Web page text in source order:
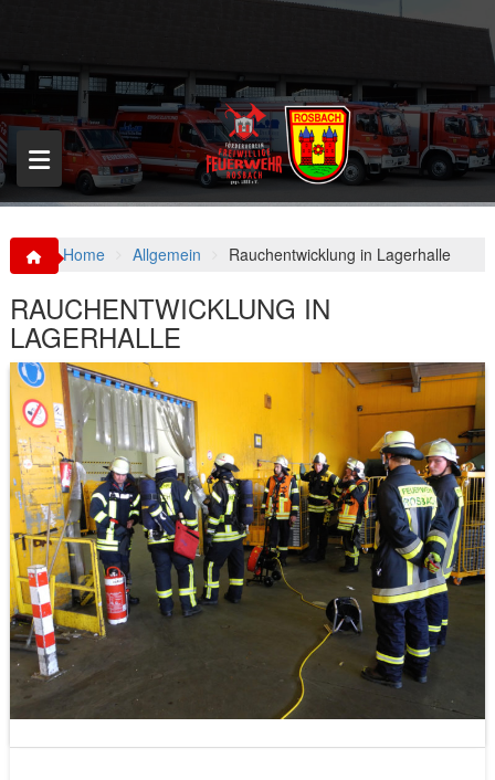
p
o
c
o
n
t
Home Allgemein Rauchentwicklung in Lagerhalle
RAUCHENTWICKLUNG IN
LAGERHALLE